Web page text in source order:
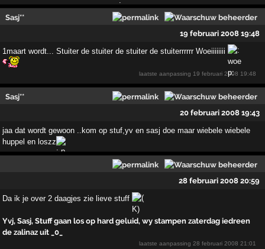
Sasj**
19 februari 2008 19:48
1maart wordt... Stuiter de stuiter de stuiter de stuiterrrrrr Woeiiiiiiii
laatste aanpassing 19 februari 2008 19:48
Sasj**
20 februari 2008 19:43
jaa dat wordt gewoon ..kom op stuf,yv en sasj doe maar wiebele wiebele
huppel en loszz
28 februari 2008 20:59
Da ik je over 2 daagjes zie lieve stuff
Yvj, Sasj, Stuff gaan los op hard geluid, wy stampen zaterdag iedreen
de zalinaz uit _0_
laatste aanpassing28 februari 2008 21:01